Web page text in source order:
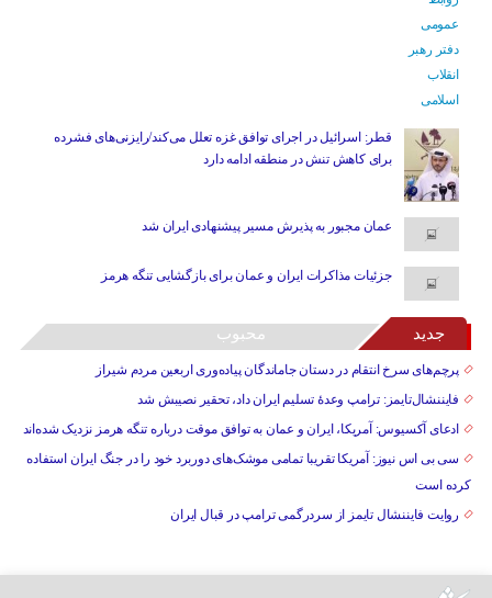
قطر: اسرائیل در اجرای توافق غزه تعلل می‌کند/رایزنی‌های فشرده
برای کاهش تنش در منطقه ادامه دارد
عمان مجبور به پذیرش مسیر پیشنهادی ایران شد
جزئیات مذاکرات ایران و عمان برای بازگشایی تنگه هرمز
جدید محبوب
پرچم‌های سرخ انتقام در دستان جاماندگان پیاده‌وری اربعین مردم شیراز
فایننشال‌تایمز: ترامپ وعدۀ تسلیم ایران داد، تحقیر نصیبش شد
ادعای آکسیوس: آمریکا، ایران و عمان به توافق موقت درباره تنگه هرمز نزدیک شده‌اند
سی بی اس نیوز: آمریکا تقریبا تمامی موشک‌های دوربرد خود را در جنگ ایران استفاده
کرده است
روایت فایننشال تایمز از سردرگمی ترامپ در قبال ایران